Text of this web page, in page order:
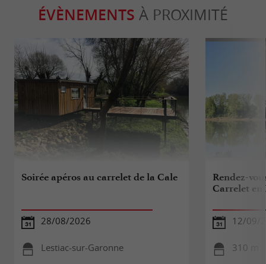
ÉVÈNEMENTS À PROXIMITÉ
Soirée apéros au carrelet de la Cale
28/08/2026
Lestiac-sur-Garonne
Rendez-
Carrelet en
12/09/
310 m